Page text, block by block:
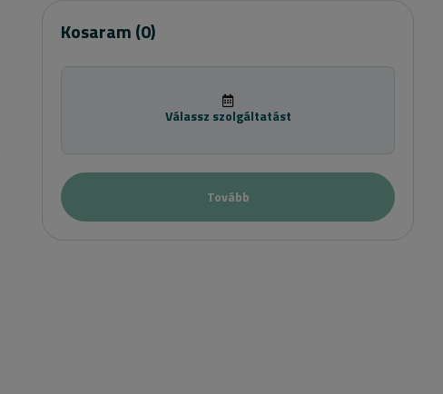
Kosaram(0)
Válassz szolgáltatást
Tovább